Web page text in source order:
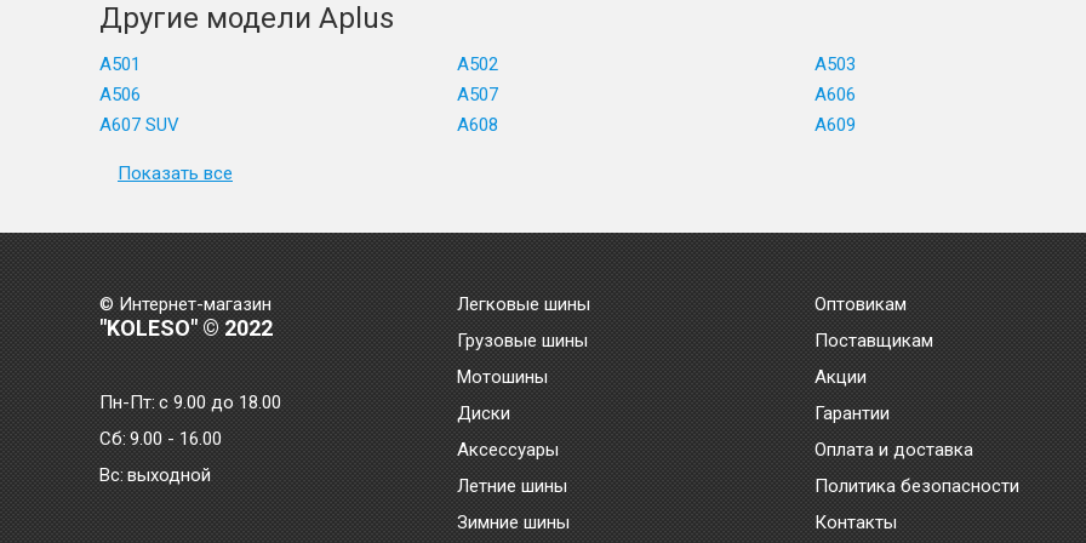
Другие модели Aplus
A501 A502
A503
A506
A507
A606
A607 SUV
A608 A609
Показать все
© Интернет-магазин
"KOLESO" © 2022
Пн-Пт:с 9.00 до 18.00
Сб: 9.00 - 16.00
Bc: выходной
Легковые шины
Грузовые шины
Мотошины
Диски
Аксессуары
Летние шины
Зимние шины
Оптовикам
Поставщикам
Акции
Гарантии
Оплата и доставка
Политика безопасности
Контакты